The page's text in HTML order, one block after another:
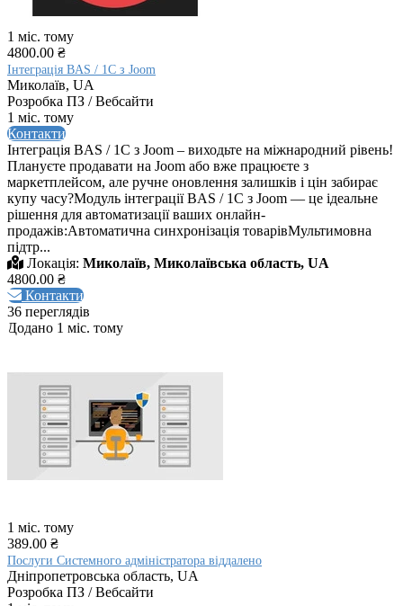
1 міс. тому
4800.00 ₴
Інтеграція BAS / 1C з Joom
Миколаїв, UA
Розробка ПЗ / Вебсайти
1 міс. тому
Контакти
Інтеграція BAS / 1C з Joom – виходьте на міжнародний рівень!
Плануєте продавати на Joom або вже працюєте з
маркетплейсом, але ручне оновлення залишків і цін забирає
купу часу?Модуль інтеграції BAS / 1C з Joom — це ідеальне
рішення для автоматизації ваших онлайн-
продажів:Автоматична синхронізація товарівМультимовна
підтр...
Локація: Миколаїв, Миколаївська область, UA
4800.00 ₴
Контакти
36 переглядів
Додано 1 міс. тому
1 міс. тому
389.00 ₴
Послуги Системного адміністратора віддалено
Дніпропетровська область, UA
Розробка ПЗ / Вебсайти